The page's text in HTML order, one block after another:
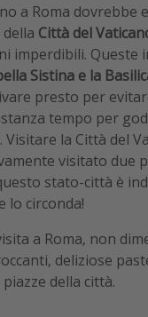
a Roma dovrebbe
Città del
imperdibili. Queste
Sistina e la
presto per
tempo per
Visitare la Città del
visitato due
stato-città è
lo circonda!
a Roma, non
deliziose
della città.